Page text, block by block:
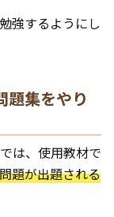
強するようにし
題集をやり
は、使用教材で
題が出題される